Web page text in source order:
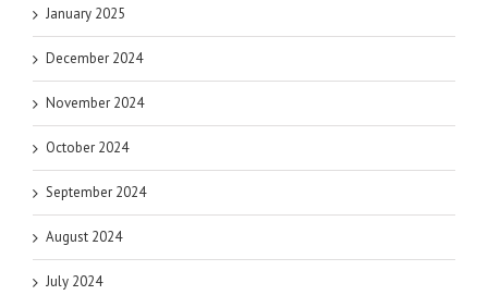
January 2025
December 2024
November 2024
October 2024
September 2024
August 2024
July 2024